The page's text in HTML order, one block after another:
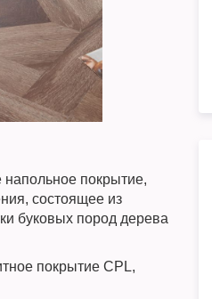
покрытие,
состоящее из
буковых пород дерева
покрытие CPL,